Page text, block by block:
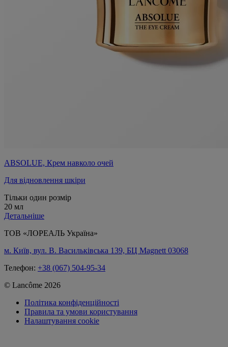
ABSOLUE, Крем навколо очей
Для відновлення шкіри
Тільки один розмір
20 мл
Детальніше
ТОВ «ЛОРЕАЛЬ Україна»
м. Київ, вул. В. Васильківська 139, БЦ Magnett 03068
Телефон: +38 (067) 504-95-34
© Lancôme 2026
Політика конфіденційності
Правила та умови користування
Налаштування cookie